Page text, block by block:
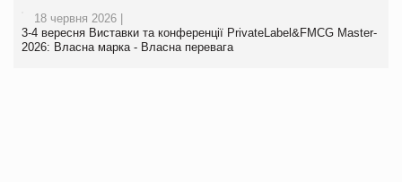
18 червня 2026 |
3-4 вересня Виставки та конференції PrivateLabel&FMCG Master-
2026: Власна марка - Власна перевага